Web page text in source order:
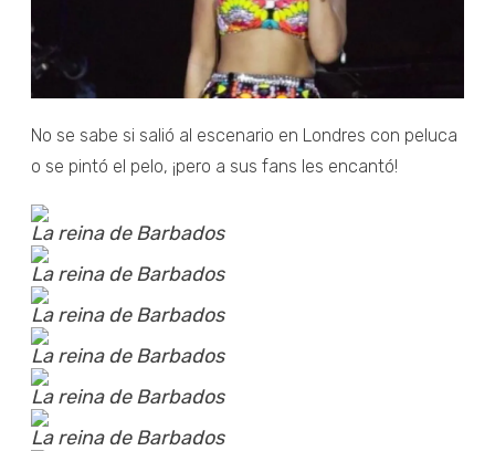
No se sabe si salió al escenario en Londres con peluca
o se pintó el pelo, ¡pero a sus fans les encantó!
La reina de Barbados
La reina de Barbados
La reina de Barbados
La reina de Barbados
La reina de Barbados
La reina de Barbados